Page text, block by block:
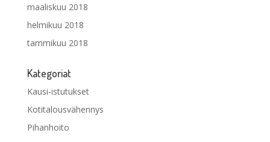
maaliskuu 2018
helmikuu 2018
tammikuu 2018
Kategoriat
Kausi-istutukset
Kotitalousvähennys
Pihanhoito